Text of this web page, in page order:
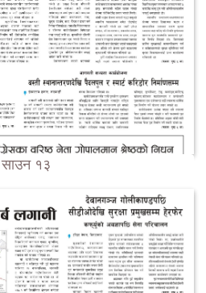
साउन १३